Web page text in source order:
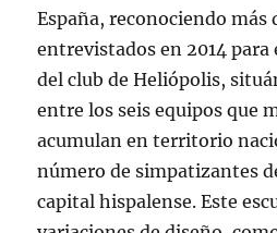
España, reconociendo más
entrevistados en 2014 para
del club de Heliópolis,
entre los seis equipos que
acumulan en territorio
número de simpatizantes
capital hispalense. Este